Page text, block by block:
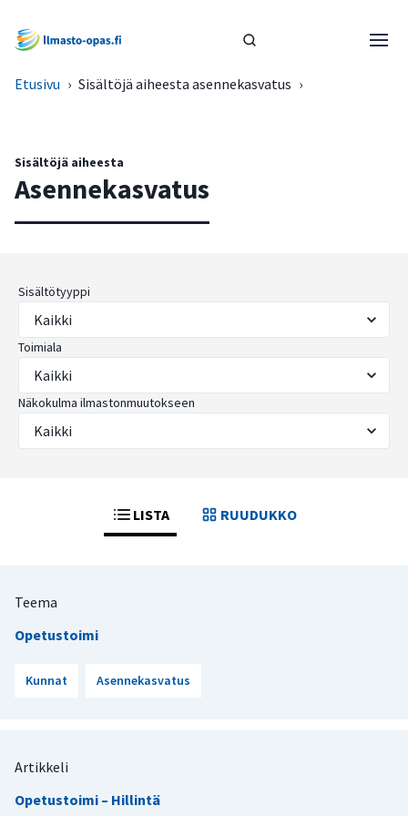
Etusivu › Sisältöjä aiheesta asennekasvatus ›
Sisältöjä aiheesta
Asennekasvatus
Sisältötyyppi
Toimiala
Näkokulma ilmastonmuutokseen
LISTA RUUDUKKO
Teema
Opetustoimi
Kunnat Asennekasvatus
Artikkeli
Opetustoimi – Hillintä